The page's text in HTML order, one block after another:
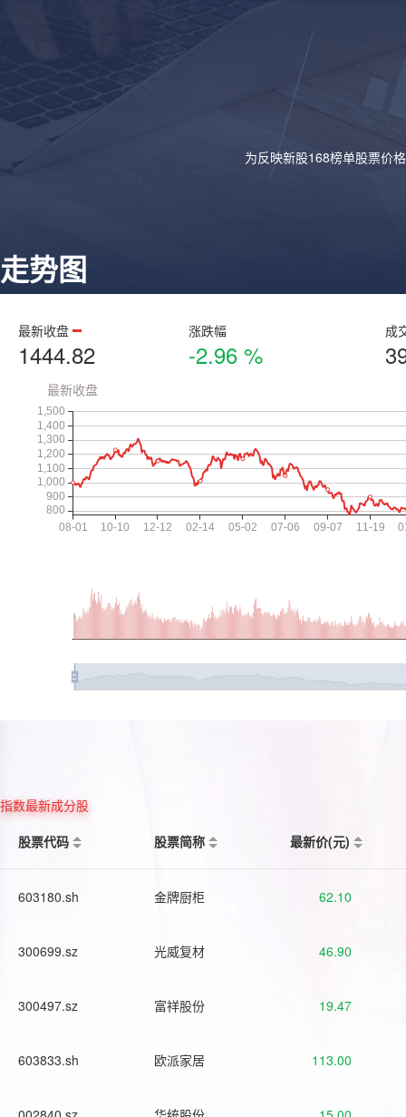
为反映新股168榜单股票价
走势图
最新收盘
1444.82
涨跌幅
-2.96 %
成
指数最新成分股
股票代码
股票简称 最新价(元)
603180.sh 金牌厨柜 62.10
300699.sz 光威复材 46.90
300497.sz 富祥股份 19.47
603833.sh 欧派家居 113.00